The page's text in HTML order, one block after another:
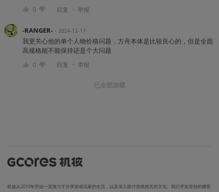
0 回复 ・ 举报
-RANGER-・ 2024-12-17
我更关心他的单个人物价格问题，方舟本体是比较良心的，但是全面
高规格能不能保持还是个大问题
0 回复 ・ 举报
已全部加载
机核从2010年开始一直致力于分享游戏玩家的生活，以及深入探讨游戏相关的文化。我们开发原创的播客